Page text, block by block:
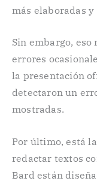
más elaboradas
Sin embargo,
errores
la presentación
detectaron un
mostradas.
Por último, está
redactar textos
Bard están